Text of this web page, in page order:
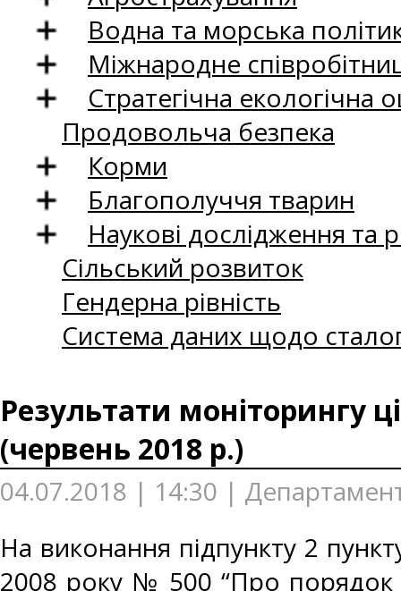
Водна та морська
Міжнародне
Стратегічна екологічна
Продовольча безпека
Корми
Благополуччя тварин
Наукові дослідження та
Сільський розвиток
Гендерна рівність
Система даних щодо
Результати моніторингу
(червень 2018 р.)
04.07.2018 | 14:30 |
На виконання підпункту 2
2008 року № 500 “Про порядок